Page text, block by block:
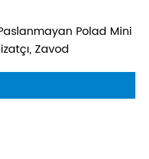
Polad Mini
Zavod